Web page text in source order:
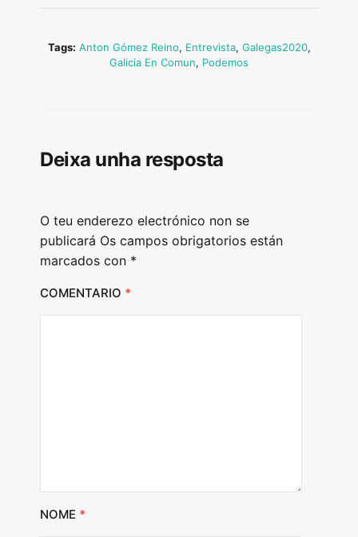
Tags: Anton Gómez Reino, Entrevista, Galegas2020,
Galicia En Comun, Podemos
Deixa unha resposta
O teu enderezo electrónico non se
publicará Os campos obrigatorios están
marcados con *
COMENTARIO *
NOME *